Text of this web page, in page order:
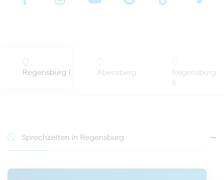
Regensburg I Abensberg
Regensburg
Sprechzeiten in Regensburg